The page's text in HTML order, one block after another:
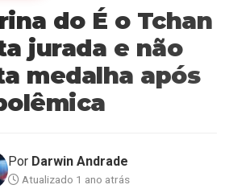
do É o Tchan
jurada e não
medalha após
Por Darwin Andrade
Atualizado 1 ano atrás